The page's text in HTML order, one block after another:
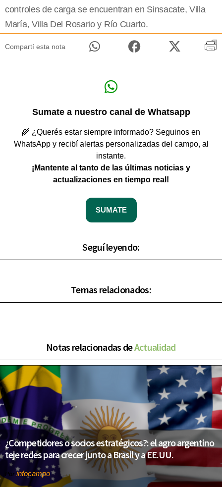
controles de carga se encuentran en Sinsacate, Villa
María, Villa Del Rosario y Río Cuarto.
Compartí esta nota
Sumate a nuestro canal de Whatsapp
🌾 ¿Querés estar siempre informado? Seguinos en
WhatsApp y recibí alertas personalizadas del campo, al
instante.
¡Mantente al tanto de las últimas noticias y
actualizaciones en tiempo real!
SUMATE
Seguí leyendo:
Temas relacionados:
Notas relacionadas deActualidad
¿Competidores o socios estratégicos?: el agro argentino
teje redes para crecer junto a Brasil y a EE.UU.
Por infocampo